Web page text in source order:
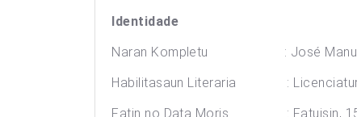
Identidade
Naran Kompletu : José Manuel
Habilitasaun Literaria :
Fatin no Data Moris : Fatuisin, 15